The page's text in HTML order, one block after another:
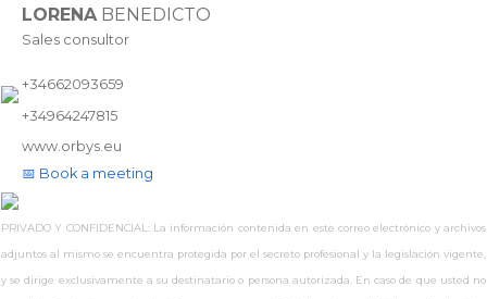
LORENA BENEDICTO
Sales consultor
+34662093659
+34964247815
www.orbys.eu
📅 Book a meeting
PRIVADO Y CONFIDENCIAL: La información contenida en este correo electrónico y archivos
adjuntos al mismo se encuentra protegida por el secreto profesional y la legislación vigente,
y se dirige exclusivamente a su destinatario o persona autorizada. En caso de que usted no